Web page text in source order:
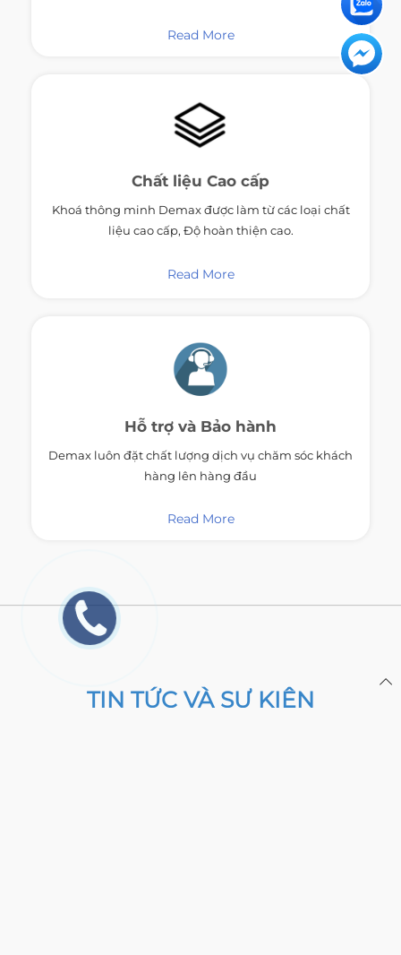
Read More
Chất liệu Cao cấp
Khoá thông minh Demax được làm từ các loại chất
liệu cao cấp, Độ hoàn thiện cao.
Read More
Hỗ trợ và Bảo hành
Demax luôn đặt chất lượng dịch vụ chăm sóc khách
hàng lên hàng đầu
Read More
TIN TỨC VÀ SỰ KIỆN